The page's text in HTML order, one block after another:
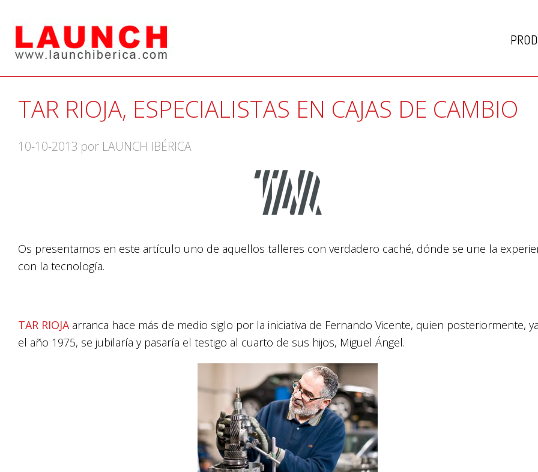
TAR RIOJA, ESPECIALISTAS EN CAJAS DE CAMBIO
10-10-2013 por LAUNCH IBÉRICA
Os presentamos en este artículo uno de aquellos talleres con verdadero caché, dónde se une la
con la tecnología.
TAR RIOJAarranca hace más de medio siglo por la iniciativa de Fernando Vicente, quien posteriormente,
el año 1975, se jubilaría y pasaría el testigo al cuarto de sus hijos, Miguel Ángel.